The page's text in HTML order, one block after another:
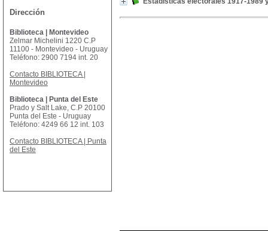
Dirección
Biblioteca | Montevideo
Zelmar Michelini 1220 C.P
11100 - Montevideo - Uruguay
Teléfono: 2900 7194 int. 20
Contacto BIBLIOTECA |
Montevideo
Biblioteca | Punta del Este
Prado y Salt Lake, C.P 20100
Punta del Este - Uruguay
Teléfono: 4249 66 12 int. 103
Contacto BIBLIOTECA | Punta
del Este